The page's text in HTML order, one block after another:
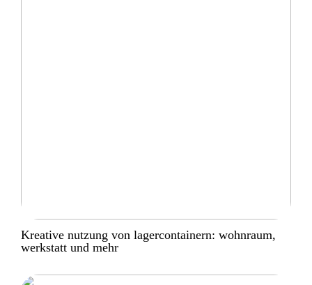
Kreative nutzung von lagercontainern: wohnraum,
werkstatt und mehr